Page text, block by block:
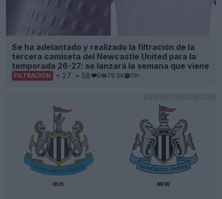
Se ha adelantado y realizado la filtración de la
tercera camiseta del Newcastle United para la
temporada 26-27: se lanzará la semana que viene
FILTRACIÓN 27 58 0 79.5K 11h